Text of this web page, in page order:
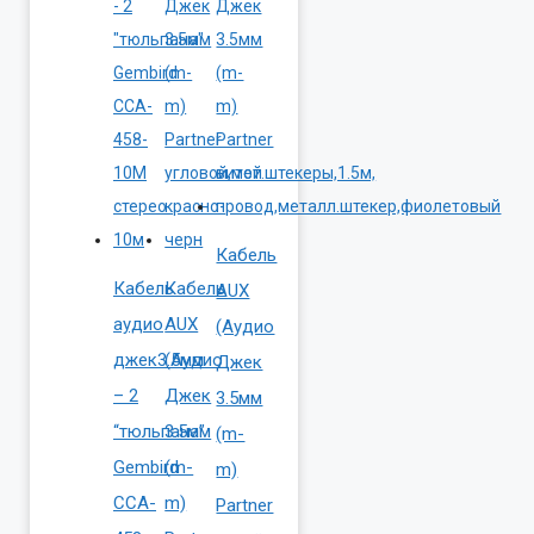
Кабель
аудио
джек3.5мм
– 2
“тюльпана”
Gembird
CCA-
Кабель
AUX
(Аудио
Джек
3.5мм
(m-
m)
Кабель
AUX
(Аудио
Джек
3.5мм
(m-
m)
Partner